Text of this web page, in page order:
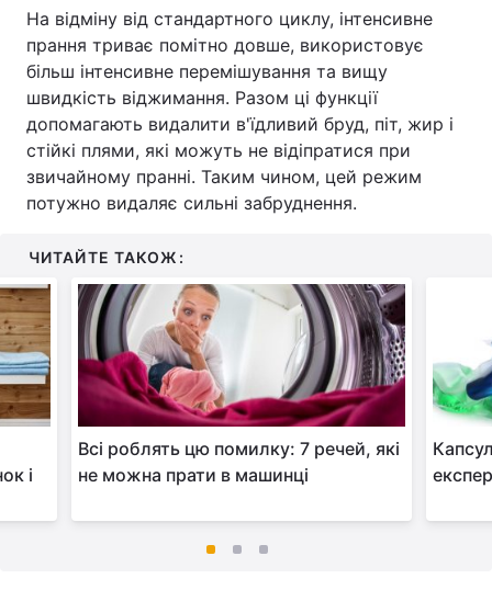
На відміну від стандартного циклу, інтенсивне
прання триває помітно довше, використовує
більш інтенсивне перемішування та вищу
швидкість віджимання. Разом ці функції
допомагають видалити в'їдливий бруд, піт, жир і
стійкі плями, які можуть не відіпратися при
звичайному пранні. Таким чином, цей режим
потужно видаляє сильні забруднення.
ЧИТАЙТЕ ТАКОЖ:
і
Всі роблять цю помилку: 7 речей, які
не можна прати в машинці